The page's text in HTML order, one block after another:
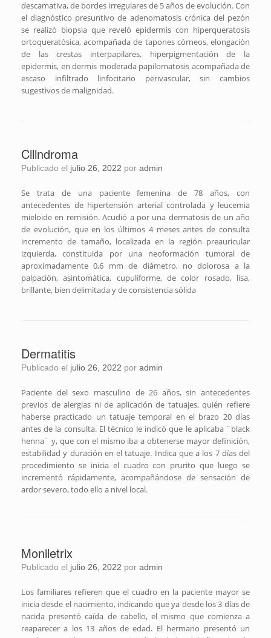
descamativa, de bordes irregulares de 5 años de evolución. Con
el diagnóstico presuntivo de adenomatosis crónica del pezón
se realizó biopsia que reveló epidermis con hiperqueratosis
ortoqueratósica, acompañada de tapones córneos, elongación
de las crestas interpapilares, hiperpigmentación de la
epidermis, en dermis moderada papilomatosis acompañada de
escaso infiltrado linfocitario perivascular, sin cambios
sugestivos de malignidad.
Cilindroma
Publicado el julio 26, 2022 por admin
Se trata de una paciente femenina de 78 años, con
antecedentes de hipertensión arterial controlada y leucemia
mieloide en remisión. Acudió a por una dermatosis de un año
de evolución, que en los últimos 4 meses antes de consulta
incremento de tamaño, localizada en la región preauricular
izquierda, constituida por una neoformación tumoral de
aproximadamente 0,6 mm de diámetro, no dolorosa a la
palpación, asintomática, cupuliforme, de color rosado, lisa,
brillante, bien delimitada y de consistencia sólida
Dermatitis
Publicado el julio 26, 2022 por admin
Paciente del sexo masculino de 26 años, sin antecedentes
previos de alergias ni de aplicación de tatuajes, quién refiere
haberse practicado un tatuaje temporal en el brazo 20 días
antes de la consulta. El técnico le indicó que le aplicaba ¨black
henna¨ y, que con el mismo iba a obtenerse mayor definición,
estabilidad y duración en el tatuaje. Indica que a los 7 días del
procedimiento se inicia el cuadro con prurito que luego se
incrementó rápidamente, acompañándose de sensación de
ardor severo, todo ello a nivel local.
Moniletrix
Publicado el julio 26, 2022 por admin
Los familiares refieren que el cuadro en la paciente mayor se
inicia desde el nacimiento, indicando que ya desde los 3 días de
nacida presentó caída de cabello, el mismo que comienza a
reaparecer a los 13 años de edad. El hermano presentó un